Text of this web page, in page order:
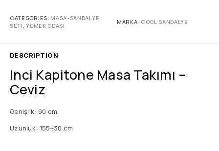
CATEGORIES: MASA-SANDALYE
SETI ,YEMEK ODASI
MARKA: COOL SANDALYE
DESCRIPTION
Inci Kapitone Masa Takımı –
Ceviz
Genişlik: 90 cm
Uzunluk: 155+30 cm